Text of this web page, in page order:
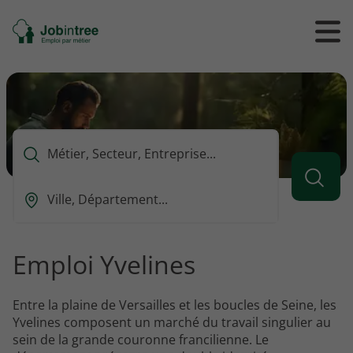
Se
rendre
l'accueil
Ouvrir
/
le
Que
vous
rechercher
Ou
vous
voulez
rechercher
?
Emploi Yvelines
Entre la plaine de Versailles et les boucles de Seine, les
Yvelines composent un marché du travail singulier au
sein de la grande couronne francilienne. Le